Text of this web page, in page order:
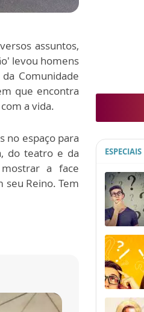
assuntos,
levou homens
Comunidade
que encontra
a vida.
no espaço para
do teatro e da
a face
seu Reino. Tem
ESPECIAIS